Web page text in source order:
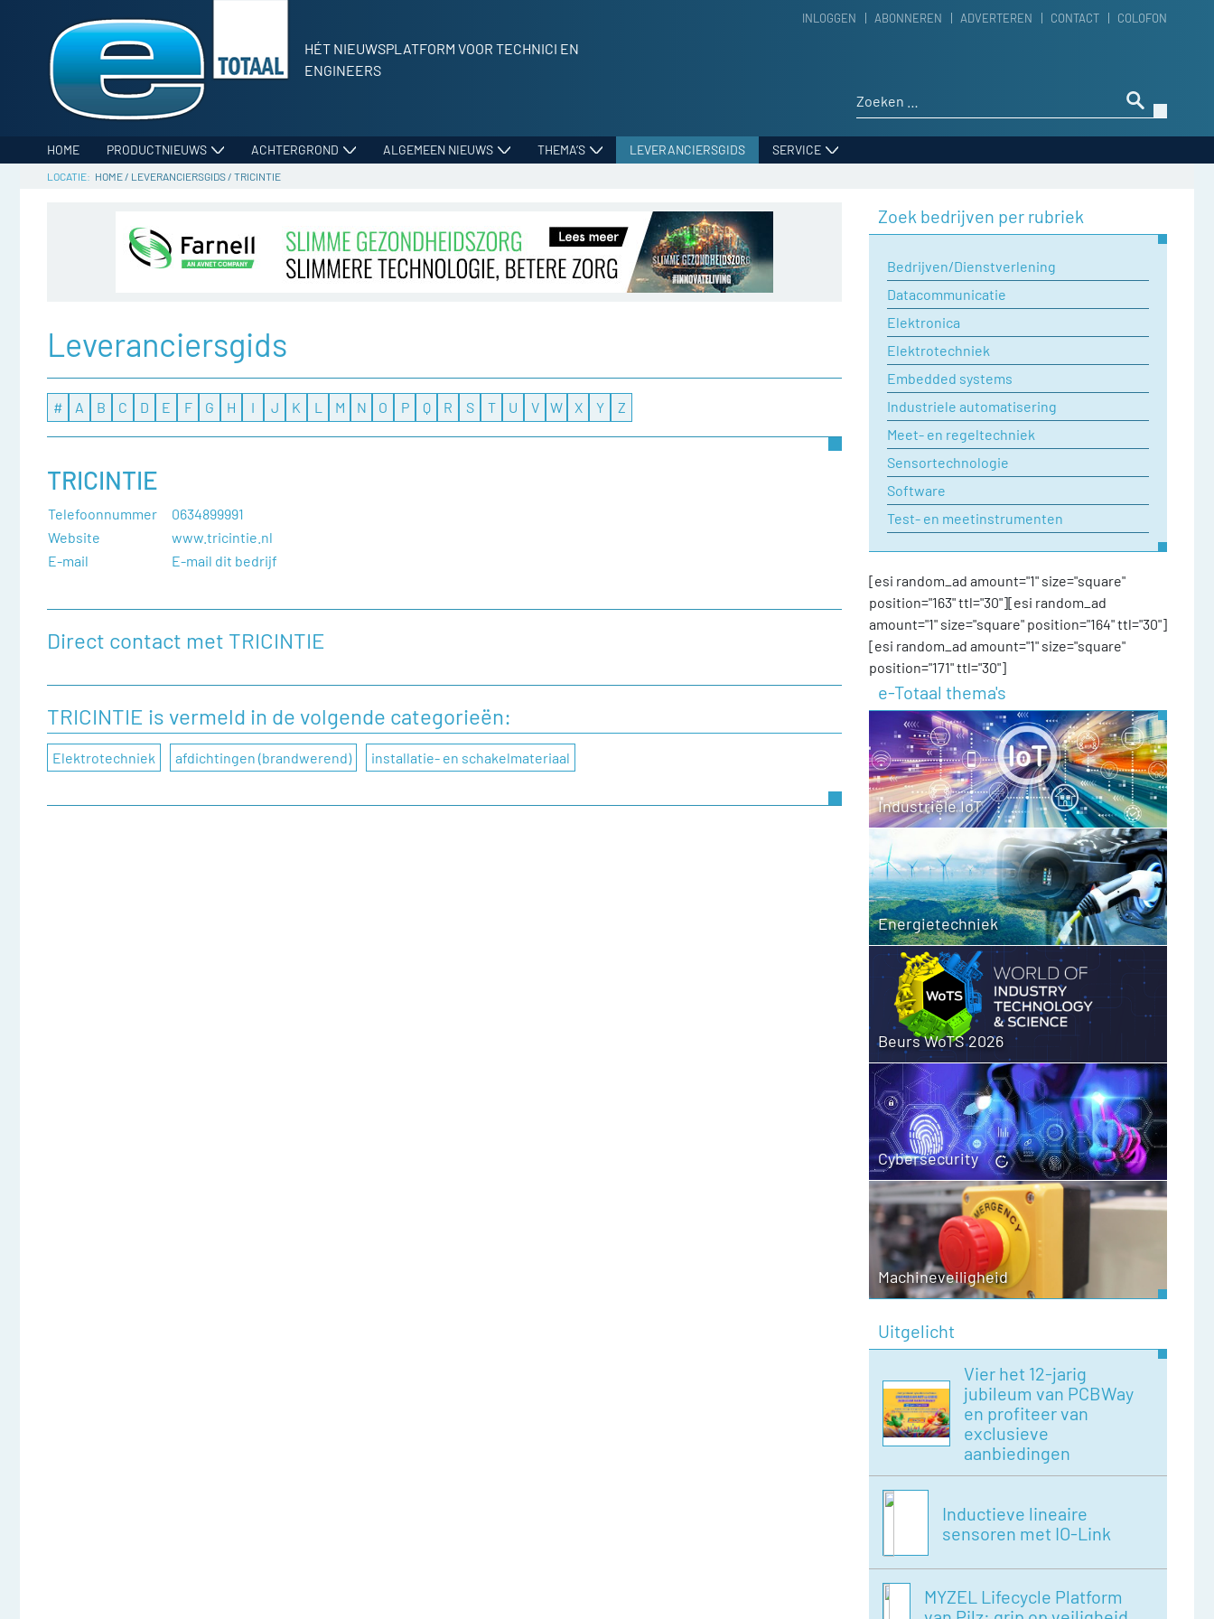
HÉT NIEUWSPLATFORM VOOR TECHNICI EN
ENGINEERS
INLOGGEN ABONNEREN ADVERTEREN CONTACT COLOFON
HOME PRODUCTNIEUWS ACHTERGROND ALGEMEEN NIEUWS THEMA’S LEVERANCIERSGIDS SERVICE
HOME/ LEVERANCIERSGIDS/ TRICINTIE
Leveranciersgids
# A B C D E F G H I J K L M N O P Q R S T U V W X Y Z
TRICINTIE
Telefoonnummer
0634899991
Website
www.tricintie.nl
E-mail
E-mail dit bedrijf
Direct contact met TRICINTIE
contactformulier in te vullen.
Naam
TRICINTIE is vermeld in de volgende categorieën:
Elektrotechniek afdichtingen (brandwerend) installatie- en schakelmateriaal
Zoek bedrijven per rubriek
Bedrijven/Dienstverlening
Datacommunicatie
Elektronica
Elektrotechniek
Embedded systems
Industriele automatisering
Meet- en regeltechniek
Sensortechnologie
Software
Test- en meetinstrumenten
[esi random_ad amount="1" size="square"
position="163" ttl="30"][esi random_ad
amount="1" size="square" position="164" ttl="30"]
[esi random_ad amount="1" size="square"
position="171" ttl="30"]
e-Totaal thema's
Industriële IoT
Energietechniek
Beurs WoTS 2026
Cybersecurity
Machineveiligheid
Uitgelicht
Vier het 12-jarig
jubileum van PCBWay
en profiteer van
exclusieve
aanbiedingen
Inductieve lineaire
sensoren met IO-Link
MYZEL Lifecycle Platform